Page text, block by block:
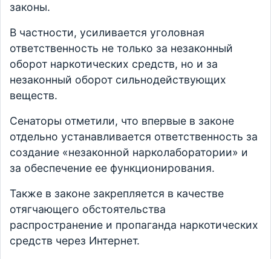
законы.
В частности, усиливается уголовная
ответственность не только за незаконный
оборот наркотических средств, но и за
незаконный оборот сильнодействующих
веществ.
Сенаторы отметили, что впервые в законе
отдельно устанавливается ответственность за
создание «незаконной нарколаборатории» и
за обеспечение ее функционирования.
Также в законе закрепляется в качестве
отягчающего обстоятельства
распространение и пропаганда наркотических
средств через Интернет.